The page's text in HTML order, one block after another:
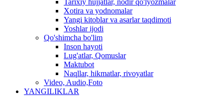
Xotira va yodnomalar
Yangi kitoblar va asarlar taqdimoti
Yoshlar ijodi
Qo'shimcha bo'lim
Inson hayoti
Lug'atlar, Qomuslar
Maktubot
Naqllar, hikmatlar, rivoyatlar
Video, Audio,Foto
YANGILIKLAR